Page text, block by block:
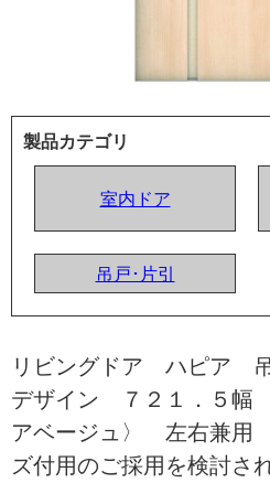
製品カテゴリ
室内ドア
吊戸･片引
リビングドア ハピア
デザイン ７２１．５
アベージュ〉 左右兼
ズ付用のご採用を検討さ